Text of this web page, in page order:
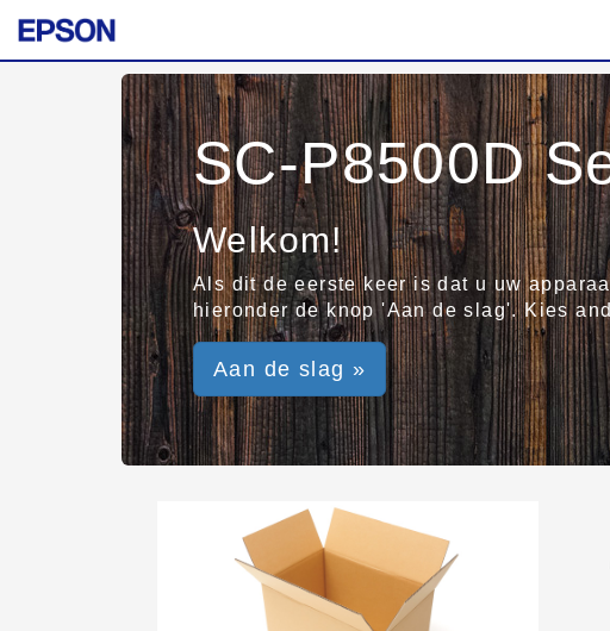
SC-P8500D
Welkom!
Als dit de eerste keer is dat u uw
hieronder de knop 'Aan de slag'. Kies
Aan de slag »